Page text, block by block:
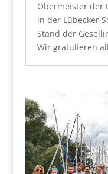
Obermeister der
in der Lübecker
Stand der
Wir gratulieren